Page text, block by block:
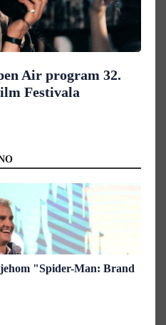
Air program 32.
Festivala
"Spider-Man: Brand